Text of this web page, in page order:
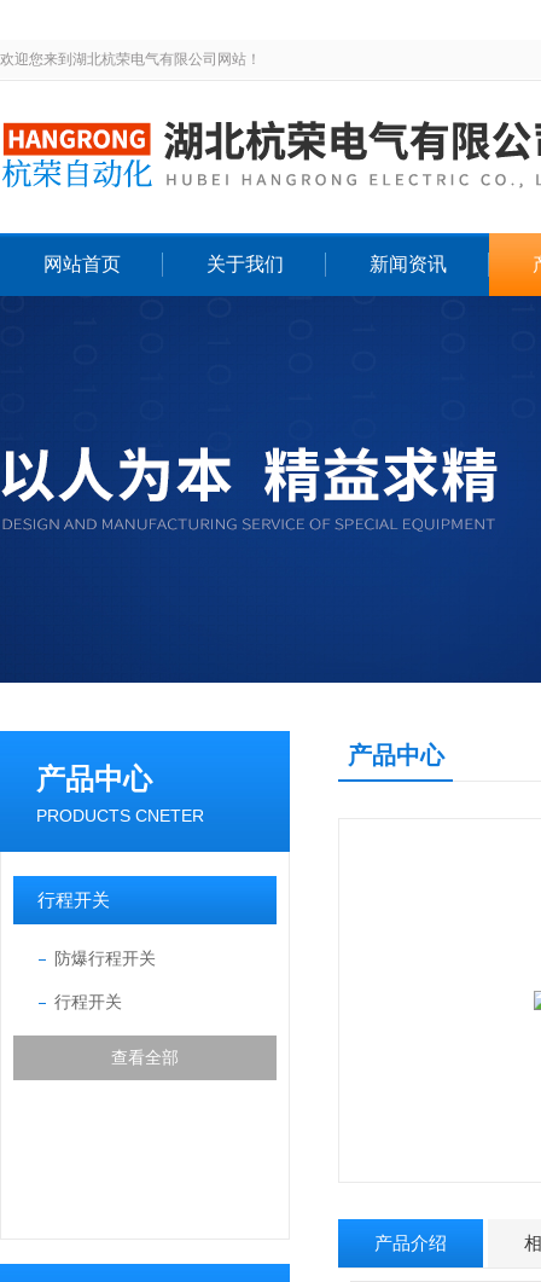
欢迎您来到湖北杭荣电气有限公司网站！
网站首页 关于我们 新闻资讯
产品中心
PRODUCTS CNETER
行程开关
防爆行程开关
行程开关
查看全部
产品中心
产品介绍